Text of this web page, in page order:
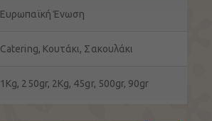
Ευρωπαϊκή Ένωση
Catering, Κουτάκι, Σακουλάκι
1Kg, 250gr, 2Kg, 45gr, 500gr, 90gr